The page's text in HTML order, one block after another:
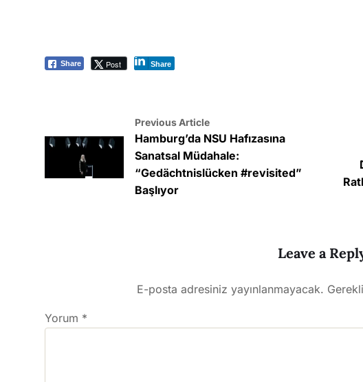
Share Post Share
Previous Article
Hamburg’da NSU Hafızasına
Sanatsal Müdahale:
“Gedächtnislücken #revisited”
Başlıyor
Leave a
E-posta adresiniz yayınlanmayacak.
Yorum *